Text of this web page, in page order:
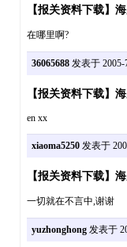
【报关资料下载】
在哪里啊?
36065688发表于 2005-
【报关资料下载】
en xx
xiaoma5250发表于
【报关资料下载】
一切就在不言中,谢谢
yuzhonghong发表于